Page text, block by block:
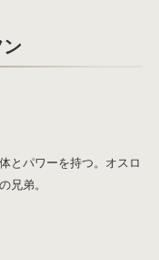
とパワーを持つ。オスロ
兄弟。